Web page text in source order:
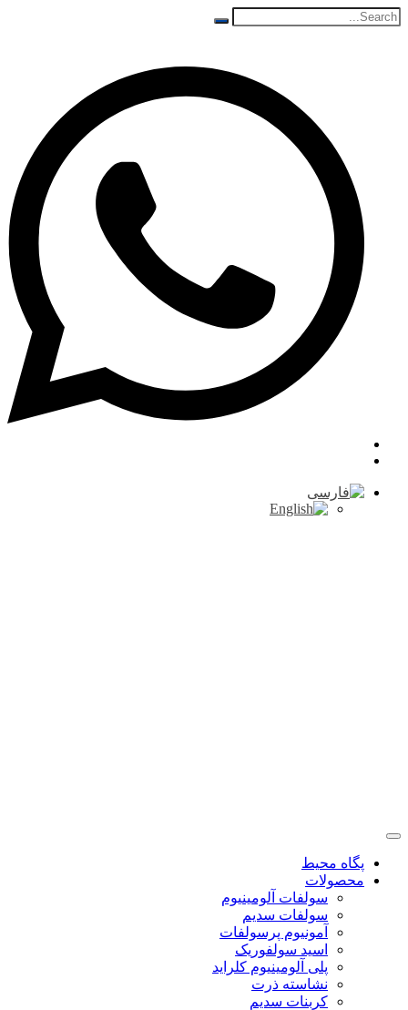
پگاه محیط
محصولات
سولفات آلومینیوم
سولفات سدیم
آمونیوم پرسولفات
اسید سولفوریک
پلی آلومینیوم کلراید
نشاسته ذرت
کربنات سدیم